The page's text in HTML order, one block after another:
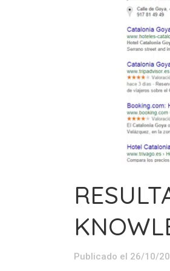
Publicado el 26/10/